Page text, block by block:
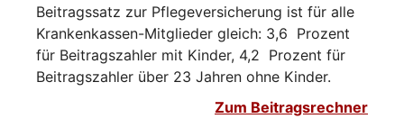
Beitragssatz zur Pflegeversicherung ist für alle
Krankenkassen-Mitglieder gleich: 3,6 Prozent
für Beitragszahler mit Kinder, 4,2 Prozent für
Beitragszahler über 23 Jahren ohne Kinder.
Zum Beitragsrechner